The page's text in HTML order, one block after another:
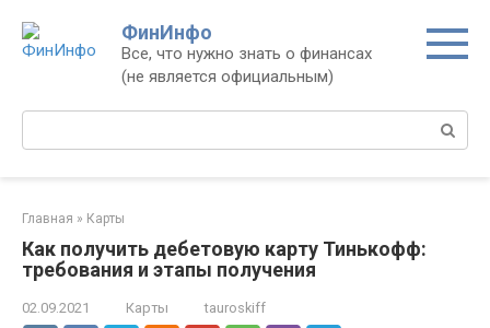
контенту
ФинИнфо
Все, что нужно знать о финансах
(не является официальным)
Поиск:
Главная » Карты
Как получить дебетовую карту Тинькофф:
требования и этапы получения
02.09.2021 Карты tauroskiff